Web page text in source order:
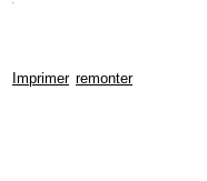
Imprimer remonter